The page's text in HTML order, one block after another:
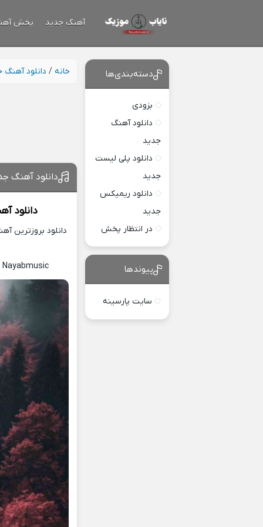
آهنگ جدید پخش
خانه / دانلود آهنگ
دانلود آهنگ
دانلود
دانلود بروزترین
دسته‌بندی‌ها
بزودی
دانلود آهنگ
جدید
دانلود پلی لیست
جدید
دانلود ریمیکس
جدید
در انتظار پخش
پیوندها
سایت پارسینه